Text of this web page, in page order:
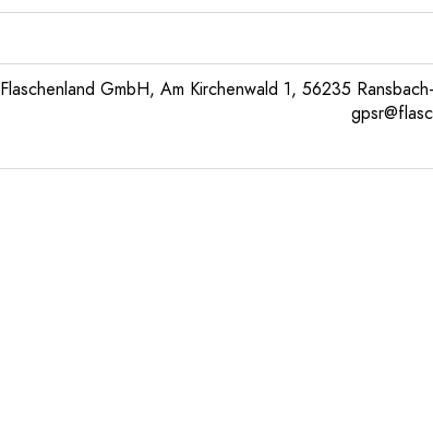
Flaschenland GmbH, Am Kirchenwald 1, 56235